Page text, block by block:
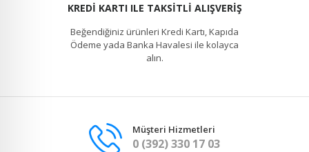
KREDI KARTI ILE TAKSITLI ALIŞVERIŞ
Beğendiğiniz ürünleri Kredi Kartı, Kapıda
Ödeme yada Banka Havalesi ile kolayca
alın.
Müşteri Hizmetleri
0 (392) 330 17 03